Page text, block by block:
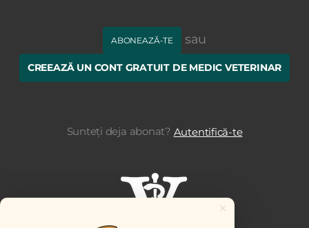
ABONEAZĂ-TE sau
CREEAZĂ UN CONT GRATUIT DE MEDIC VETERINAR
Sunteți deja abonat? Autentifică-te
×